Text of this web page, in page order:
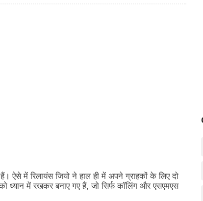
ऐसे में रिलायंस जियो ने हाल ही में अपने ग्राहकों के लिए दो
ध्यान में रखकर बनाए गए हैं, जो सिर्फ कॉलिंग और एसएमएस